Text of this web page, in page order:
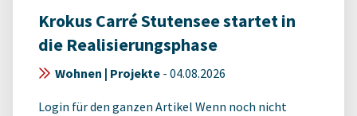
Krokus Carré Stutensee startet in
die Realisierungsphase
Wohnen | Projekte - 04.08.2026
Login für den ganzen Artikel Wenn noch nicht